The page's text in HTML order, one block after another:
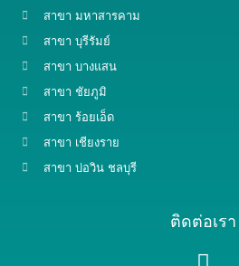
สาขา มหาสารคาม
สาขา บุรีรัมย์
สาขา บางแสน
สาขา ชัยภูมิ
สาขา ร้อยเอ็ด
สาขา เชียงราย
สาขา บ่อวิน ชลบุรี
ติดต่อเรา